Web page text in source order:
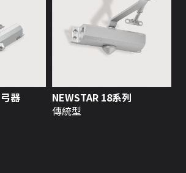
器
NEWSTAR 18系列
傳統型